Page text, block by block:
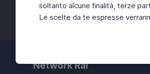
soltanto alcune finalità, terze
Le scelte da te espresse
Facebook